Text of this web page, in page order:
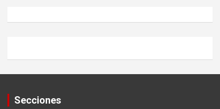
Secciones